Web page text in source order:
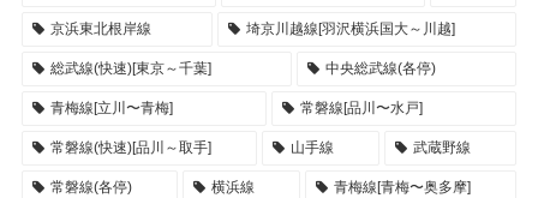
京浜東北根岸線 埼京川越線[羽沢横浜国大～川越]
総武線(快速)[東京～千葉] 中央総武線(各停)
青梅線[立川〜青梅] 常磐線[品川〜水戸]
常磐線(快速)[品川～取手] 山手線 武蔵野線
常磐線(各停) 横浜線 青梅線[青梅〜奥多摩]